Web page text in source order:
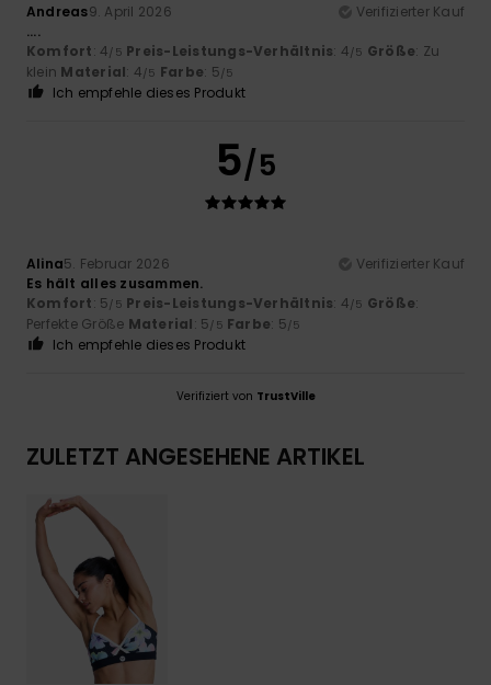
Andreas9. April 2026
Verifizierter Kauf
....
Komfort: 4/5 Preis-Leistungs-Verhältnis: 4/5 Größe: Zu
klein Material: 4/5 Farbe: 5/5
Ich empfehle dieses Produkt
5/5
Alina5. Februar 2026
Verifizierter Kauf
Es hält alles zusammen.
Komfort: 5/5 Preis-Leistungs-Verhältnis: 4/5 Größe:
Perfekte Größe Material: 5/5 Farbe: 5/5
Ich empfehle dieses Produkt
Verifiziert von TrustVille
ZULETZT ANGESEHENE ARTIKEL